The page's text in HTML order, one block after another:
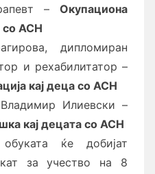
– Окупациона
со АСН
дипломиран
и рехабилитатор –
кај деца со АСН
Илиевски –
кај децата со АСН
ќе добијат
за учество на 8